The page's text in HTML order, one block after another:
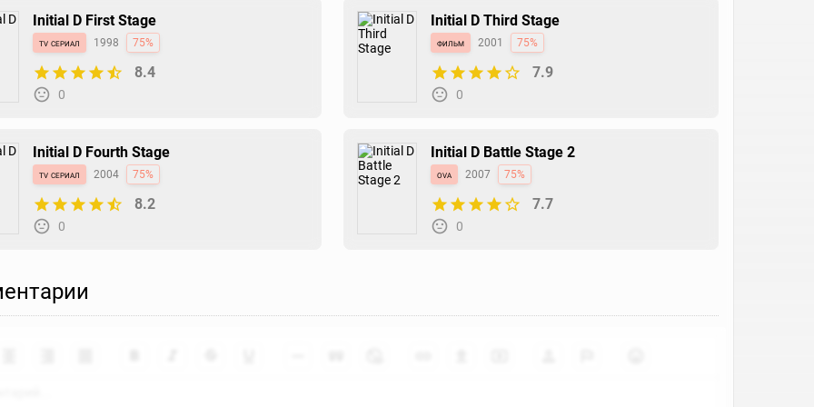
Initial D First Stage
tv сериал 1998 75%
8.4
0
Initial D Third Stage
фильм 2001 75%
7.9
0
Initial D Fourth Stage
tv сериал 2004 75%
8.2
0
Initial D Battle Stage 2
ova 2007 75%
7.7
0